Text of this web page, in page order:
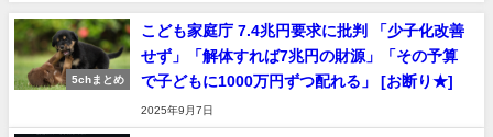
5chまとめ
こども家庭庁 7.4兆円要求に批判 「少子化改善
せず」「解体すれば7兆円の財源」「その予算
で子どもに1000万円ずつ配れる」 [お断り★]
2025年9月7日